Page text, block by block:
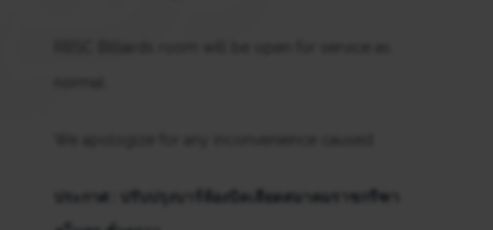
ประกาศ : ปรับปรุงบาร์ห้องบิลเลียดสมาคมราชกรีฑา